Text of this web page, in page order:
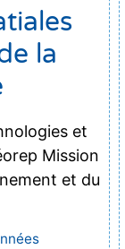
la
et
Mission
et du